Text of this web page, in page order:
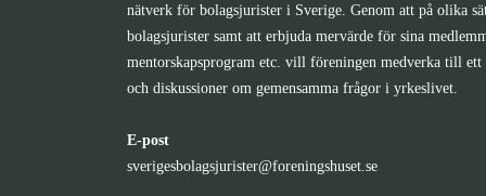
nätverk för bolagsjurister i Sverige. Genom att på olika
bolagsjurister samt att erbjuda mervärde för sina
mentorskapsprogram etc. vill föreningen medverka till
och diskussioner om gemensamma frågor i yrkeslivet.
E-post
sverigesbolagsjurister@foreningshuset.se